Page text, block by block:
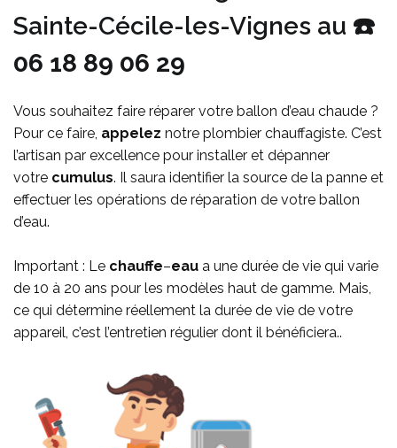
Sainte-Cécile-les-Vignes au ☎️
06 18 89 06 29
Vous souhaitez faire réparer votre ballon d’eau chaude ?
Pour ce faire appelez notre plombier chauffagiste. C’est
l’artisan par excellence pour installer et dépanner
votre cumulus. Il saura identifier la source de la panne et
effectuer les opérations de réparation de votre ballon
d’eau.
Important : Le chauffe–eau a une durée de vie qui varie
de 10 à 20 ans pour les modèles haut de gamme. Mais,
ce qui détermine réellement la durée de vie de votre
appareil, c’est l’entretien régulier dont il bénéficiera..